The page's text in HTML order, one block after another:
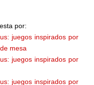
por:
juegos inspirados por
mesa
juegos inspirados por
juegos inspirados por